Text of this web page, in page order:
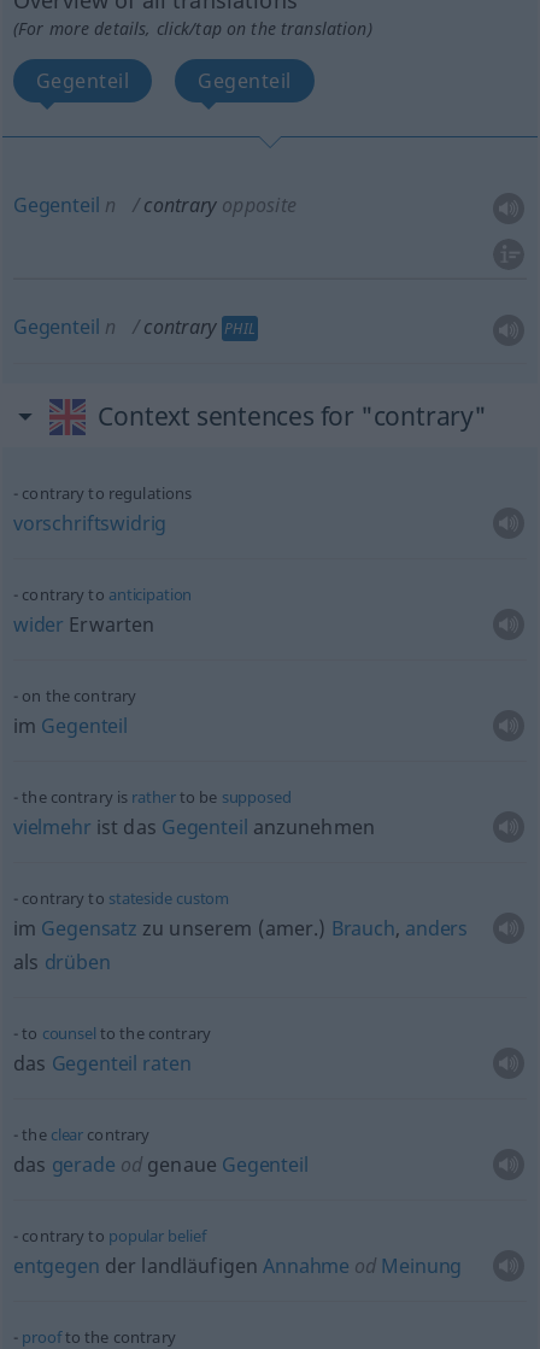
(For more details, click/tap on the translation)
Gegenteil Gegenteil
Gegenteil n contrary opposite
Gegenteil n contrary PHIL
Context sentences for "contrary"
contrary to regulations
vorschriftswidrig
contrary to anticipation
wider Erwarten
on the contrary
im Gegenteil
the contrary is ratherto be supposed
vielmehr ist das Gegenteil anzunehmen
contrary to stateside custom
im Gegensatz zu unserem (amer.) Brauch, anders
als drüben
to counsel to the contrary
das Gegenteil raten
the clear contrary
das gerade odgenaue Gegenteil
contrary to popular belief
entgegen der landläufigenAnnahme od Meinung
proofto the contrary